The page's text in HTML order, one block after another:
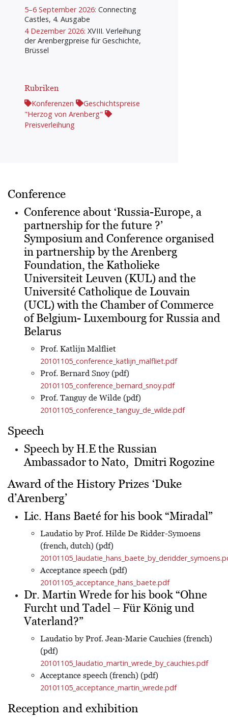
5–6 September 2026: Connecting
Castles, 4. Ausgabe
4 Dezember 2026: XVIII. Verleihung
der Arenbergpreise für Geschichte,
Brüssel
Rubriken
Konferenzen
Geschichtspreise
"Herzog von Arenberg"
Preisverleihung
Conference
Conference about ‘Russia-Europe, a
partnership for the future ?’
Symposium and Conference organised
in partnership by the Arenberg
Foundation, the Katholieke
Universiteit Leuven (KUL) and the
Université Catholique de Louvain
(UCL) with the Chamber of Commerce
of Belgium- Luxembourg for Russia and
Belarus
Prof. Katlijn Malfliet
20101105_conference_katlijn_malfliet.pdf
Prof. Bernard Snoy (pdf)
20101105_conference_bernard_snoy.pdf
Prof. Tanguy de Wilde (pdf)
20101105_conference_tanguy_de_wilde.pdf
Speech
Speech by H.E the Russian
Ambassador to Nato, Dmitri Rogozine
Award of the History Prizes ‘Duke
d’Arenberg’
Lic. Hans Baeté for his book “Miradal”
Laudatio by Prof. Hilde De Ridder-Symoens
(french, dutch) (pdf)
Acceptance speech (pdf)
20101105_acceptance_hans_baete.pdf
Dr. Martin Wrede for his book “Ohne
Furcht und Tadel – Für König und
Vaterland?”
Laudatio by Prof. Jean-Marie Cauchies (french)
(pdf)
20101105_laudatio_martin_wrede_by_cauchies.pdf
Acceptance speech (french) (pdf)
20101105_acceptance_martin_wrede.pdf
Reception and exhibition